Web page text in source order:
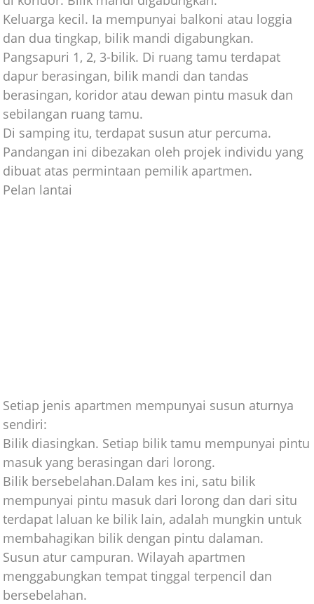
Keluarga kecil. Ia mempunyai balkoni atau loggia
dan dua tingkap, bilik mandi digabungkan.
Pangsapuri 1, 2, 3-bilik. Di ruang tamu terdapat
dapur berasingan, bilik mandi dan tandas
berasingan, koridor atau dewan pintu masuk dan
sebilangan ruang tamu.
Di samping itu, terdapat susun atur percuma.
Pandangan ini dibezakan oleh projek individu yang
dibuat atas permintaan pemilik apartmen.
Pelan lantai
Setiap jenis apartmen mempunyai susun aturnya
sendiri:
Bilik diasingkan. Setiap bilik tamu mempunyai pintu
masuk yang berasingan dari lorong.
Bilik bersebelahan.Dalam kes ini, satu bilik
mempunyai pintu masuk dari lorong dan dari situ
terdapat laluan ke bilik lain, adalah mungkin untuk
membahagikan bilik dengan pintu dalaman.
Susun atur campuran. Wilayah apartmen
menggabungkan tempat tinggal terpencil dan
bersebelahan.